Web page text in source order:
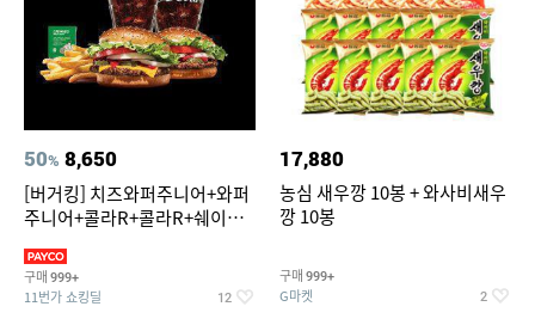
50% 8,650
[버거킹] 치즈와퍼주니어+와퍼
주니어+콜라R+콜라R+쉐이킹
구매 999+
11번가 쇼킹딜 12
17,880
농심 새우깡 10봉 + 와사비새우
깡 10봉
구매 999+
G마켓 2